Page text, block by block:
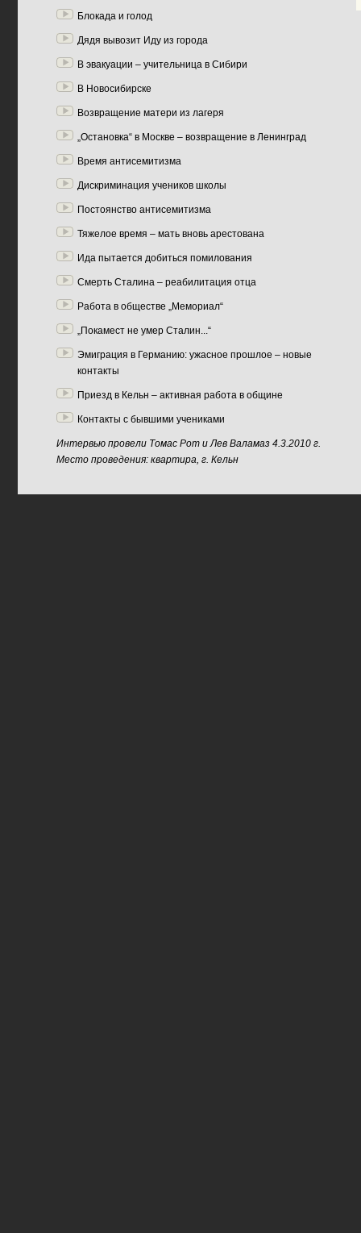
Блокада и голод
Дядя вывозит Иду из города
В эвакуации – учительница в Сибири
В Новосибирске
Возвращение матери из лагеря
„Остановка“ в Москве – возвращение в Ленинград
Время антисемитизма
Дискриминация учеников школы
Постоянство антисемитизма
Тяжелое время – мать вновь арестована
Ида пытается добиться помилования
Смерть Сталина – реабилитация отца
Работа в обществе „Мемориал“
„Покамест не умер Сталин...“
Эмиграция в Германию: ужасное прошлое – новые
контакты
Приезд в Кельн – активная работа в общине
Контакты с бывшими учениками
Интервью провели Томас Рот и Лев Валамаз 4.3.2010 г.
Место проведения: квартира, г. Кельн